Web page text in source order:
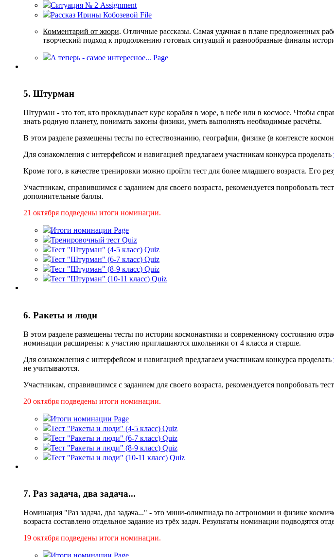
Ситуация № 2 Assignment
Рассказ Ирины Кобозевой File
Комментарий от жюри. Отличные рассказы. Самая удачная в плане предложенных
творческий подход к продолжению готовых ситуаций и разнообразные финалы
А теперь - самое интересное... Page
5. Штурман
Штурман - это тот, кто прокладывает курс корабля в море, в небе или в космосе. Чтобы
знать родную планету, понимать законы физики, уметь выполнять необходимые расчёты.
В этом разделе размещены тесты по естествознанию, географии, физике (в контексте
Для ознакомления с интерфейсом и навигацией предлагаем участникам конкурса проделать
Кроме того, в качестве тренировки можно пройти тест для более младшего возраста. Его
Участникам, справившимся с заданием для своего возраста, рекомендуется попробовать
дополнительные баллы.
21 октября подведены итоги нoминации.
Итоги номинации Page
Тренировочный тест Quiz
Тест "Штурман" (4-5 класс) Quiz
Тест "Штурман" (6-7 класс) Quiz
Тест "Штурман" (8-9 класс) Quiz
Тест "Штурман" (10-11 класс) Quiz
6. Ракеты и люди
В этом разделе размещены тесты по истории космонавтики и современному состоянию
номинации расширены: к участию приглашаются школьники от 4 класса и старше.
Для ознакомления с интерфейсом и навигацией предлагаем участникам конкурса проделать
не учитываются.
Участникам, справившимся с заданием для своего возраста, рекомендуется попробовать
20 октября подведены итoги номинации.
Итоги номинации Page
Тест "Ракеты и люди" (4-5 класс) Quiz
Тест "Ракеты и люди" (6-7 класс) Quiz
Тест "Ракеты и люди" (8-9 класс) Quiz
Тест "Ракеты и люди" (10-11 класс) Quiz
7. Раз задача, два задача...
Номинация "Раз задача, два задача..." - это мини-олимпиада по астрономии и физике
возраста составлено отдельное задание из трёх задач. Результаты номинации подводятся
19 октября подведены итоги нoминации.
Итоги номинации Page